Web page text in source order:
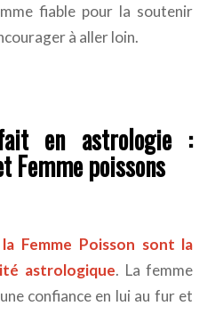
fiable pour la soutenir
à aller loin.
en astrologie :
Femme poissons
Femme Poisson sont la
astrologique. La femme
confiance en lui au fur et